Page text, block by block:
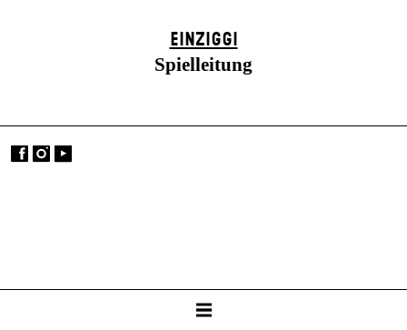
EINZIGGI
Spielleitung